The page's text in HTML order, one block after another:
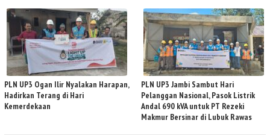
PLN UP3 Ogan Ilir Nyalakan Harapan,
Hadirkan Terang di Hari
Kemerdekaan
PLN UP3 Jambi Sambut Hari
Pelanggan Nasional, Pasok Listrik
Andal 690 kVA untuk PT Rezeki
Makmur Bersinar di Lubuk Rawas